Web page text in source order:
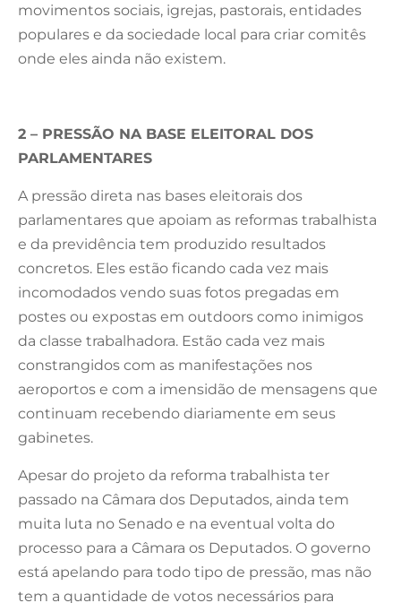
movimentos sociais, igrejas, pastorais, entidades
populares e da sociedade local para criar comitês
onde eles ainda não existem.
2 – PRESSÃO NA BASE ELEITORAL DOS
PARLAMENTARES
A pressão direta nas bases eleitorais dos
parlamentares que apoiam as reformas trabalhista
e da previdência tem produzido resultados
concretos. Eles estão ficando cada vez mais
incomodados vendo suas fotos pregadas em
postes ou expostas em outdoors como inimigos
da classe trabalhadora. Estão cada vez mais
constrangidos com as manifestações nos
aeroportos e com a imensidão de mensagens que
continuam recebendo diariamente em seus
gabinetes.
Apesar do projeto da reforma trabalhista ter
passado na Câmara dos Deputados, ainda tem
muita luta no Senado e na eventual volta do
processo para a Câmara os Deputados. O governo
está apelando para todo tipo de pressão, mas não
tem a quantidade de votos necessários para